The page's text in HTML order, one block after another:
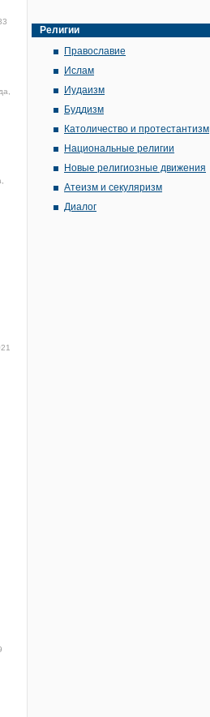
Религии
Православие
Ислам
Иудаизм
Буддизм
Католичество и протестантизм
Национальные религии
Новые религиозные движения
Атеизм и секуляризм
Диалог